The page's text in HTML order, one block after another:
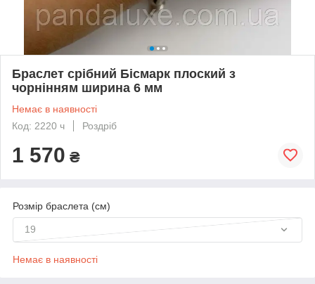
Браслет срібний Бісмарк плоский з
чорнінням ширина 6 мм
Немає в наявності
Код: 2220 ч
Роздріб
1 570 ₴
Розмір браслета (см)
19
Немає в наявності